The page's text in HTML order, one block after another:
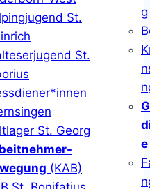
St.
St.
St. Georg
(KAB)
g
e